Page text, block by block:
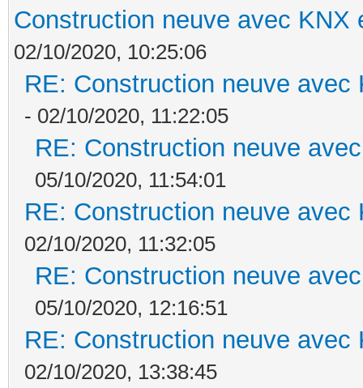
Construction neuve avec KNX
02/10/2020, 10:25:06
RE: Construction neuve avec
- 02/10/2020, 11:22:05
RE: Construction neuve
05/10/2020, 11:54:01
RE: Construction neuve avec
02/10/2020, 11:32:05
RE: Construction neuve
05/10/2020, 12:16:51
RE: Construction neuve avec
02/10/2020, 13:38:45